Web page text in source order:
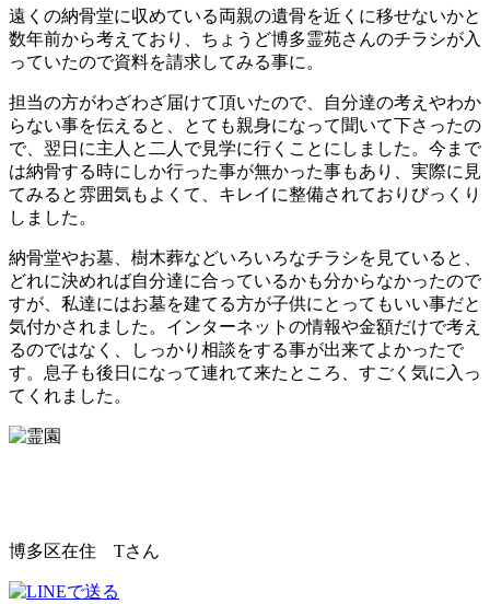
遠くの納骨堂に収めている両親の遺骨を近くに移せないかと
数年前から考えており、ちょうど博多霊苑さんのチラシが入
っていたので資料を請求してみる事に。
担当の方がわざわざ届けて頂いたので、自分達の考えやわか
らない事を伝えると、とても親身になって聞いて下さったの
で、翌日に主人と二人で見学に行くことにしました。今まで
は納骨する時にしか行った事が無かった事もあり、実際に見
てみると雰囲気もよくて、キレイに整備されておりびっくり
しました。
納骨堂やお墓、樹木葬などいろいろなチラシを見ていると、
どれに決めれば自分達に合っているかも分からなかったので
すが、私達にはお墓を建てる方が子供にとってもいい事だと
気付かされました。インターネットの情報や金額だけで考え
るのではなく、しっかり相談をする事が出来てよかったで
す。息子も後日になって連れて来たところ、すごく気に入っ
てくれました。
博多区在住 Tさん